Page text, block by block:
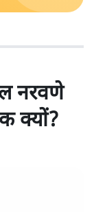
नरवणे
क्यों?